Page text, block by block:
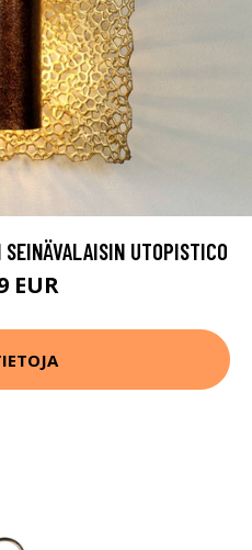
UTOPISTICO
EUR